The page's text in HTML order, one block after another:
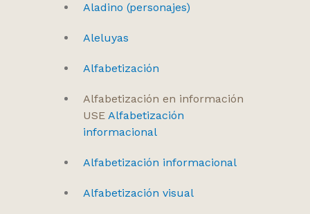
Aladino (personajes)
Aleluyas
Alfabetización
Alfabetización en información
USEAlfabetización
informacional
Alfabetización informacional
Alfabetización visual